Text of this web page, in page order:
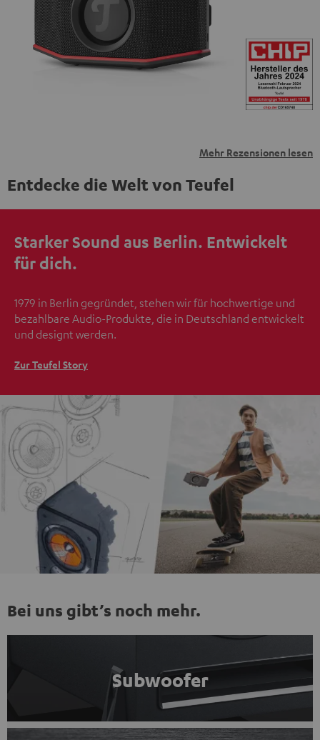
übermittelt werden.
Weitere Informationen sind in der
Datenschutzerklärung unter I zu finden
Mehr Rezensionen lesen
Entdecke die Welt von Teufel
Starker Sound aus Berlin. Entwickelt
für dich.
1979 in Berlin gegründet, stehen wir für hochwertige und
bezahlbare Audio-Produkte, die in Deutschland entwickelt
und designt werden.
Zur Teufel Story
Bei uns gibt’s noch mehr.
Subwoofer